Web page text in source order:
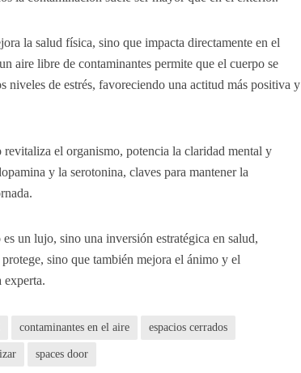
la salud física, sino que impacta directamente en el
aire libre de contaminantes permite que el cuerpo se
niveles de estrés, favoreciendo una actitud más positiva y
el organismo, potencia la claridad mental y
y la serotonina, claves para mantener la
un lujo, sino una inversión estratégica en salud,
sino que también mejora el ánimo y el
experta.
contaminantes en el aire espacios cerrados
spaces door